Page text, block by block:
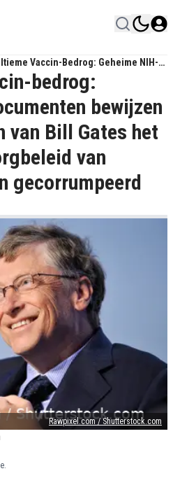
Vaccin-Bedrog: Geheime NIH-
Bewijzen Hoe De Miljarden Van
Het Amerikaanse Zorgbeleid Van
Hebben Gecorrumpeerd
Rawpixel.com / Shutterstock.com
bedrog:
bewijzen
van Bill Gates het
van
gecorrumpeerd